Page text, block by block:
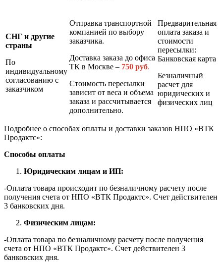
СНГ и другие
страны
По
индивидуальному
согласованию с
заказчиком
Отправка транспортной
компанией по выбору
заказчика.
Доставка заказа до офиса
ТК в Москве – 750 руб.
Стоимость пересылки
зависит от веса и объема
заказа и рассчитывается
дополнительно.
Предварительная
оплата заказа и
стоимости
пересылки:
Банковская карта
Безналичный
расчет для
юридических и
физических лиц
Подробнее о способах оплаты и доставки заказов НПО «ВТК
Продактс»:
Способы оплаты
Юридическим лицам и ИП:
-Оплата товара происходит по безналичному расчету после
получения счета от НПО «ВТК Продактс». Счет действителен
3 банковских дня.
Физическим лицам:
-Оплата товара по безналичному расчету после получения
счета от НПО «ВТК Продактс». Счет действителен 3
банковских дня.